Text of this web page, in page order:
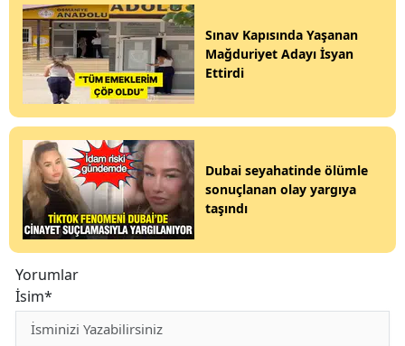
Sınav Kapısında Yaşanan
Mağduriyet Adayı İsyan
Ettirdi
Dubai seyahatinde ölümle
sonuçlanan olay yargıya
taşındı
Yorumlar
İsim*